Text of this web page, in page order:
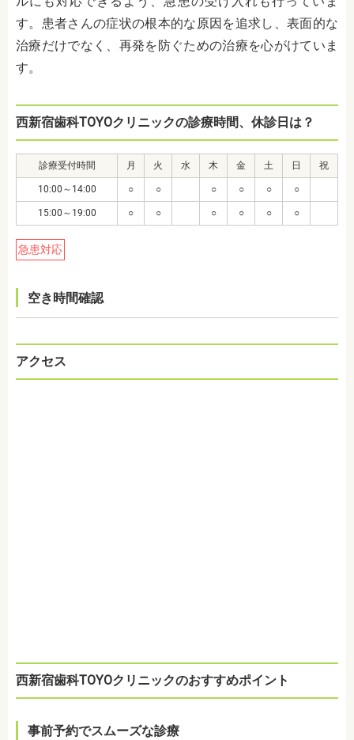
す。患者さんの症状の根本的な原因を追求し、表面的な
治療だけでなく、再発を防ぐための治療を心がけていま
す。
西新宿歯科TOYOクリニックの診療時間、休診日は？
診療受付時間 月 火 水 木 金 土 日 祝
10:00～14:00 ○ ○ ○ ○ ○ ○
15:00～19:00 ○ ○ ○ ○ ○ ○
急患対応
空き時間確認
アクセス
西新宿歯科TOYOクリニックのおすすめポイント
事前予約でスムーズな診療